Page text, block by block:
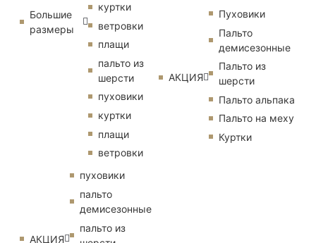
Большие
размеры
куртки
ветровки
плащи
пальто из
шерсти
пуховики
куртки
плащи
ветровки
АКЦИЯ
пуховики
пальто
демисезонные
пальто из
АКЦИЯ
Пуховики
Пальто
демисезонные
Пальто из
шерсти
Пальто альпака
Пальто на меху
Куртки